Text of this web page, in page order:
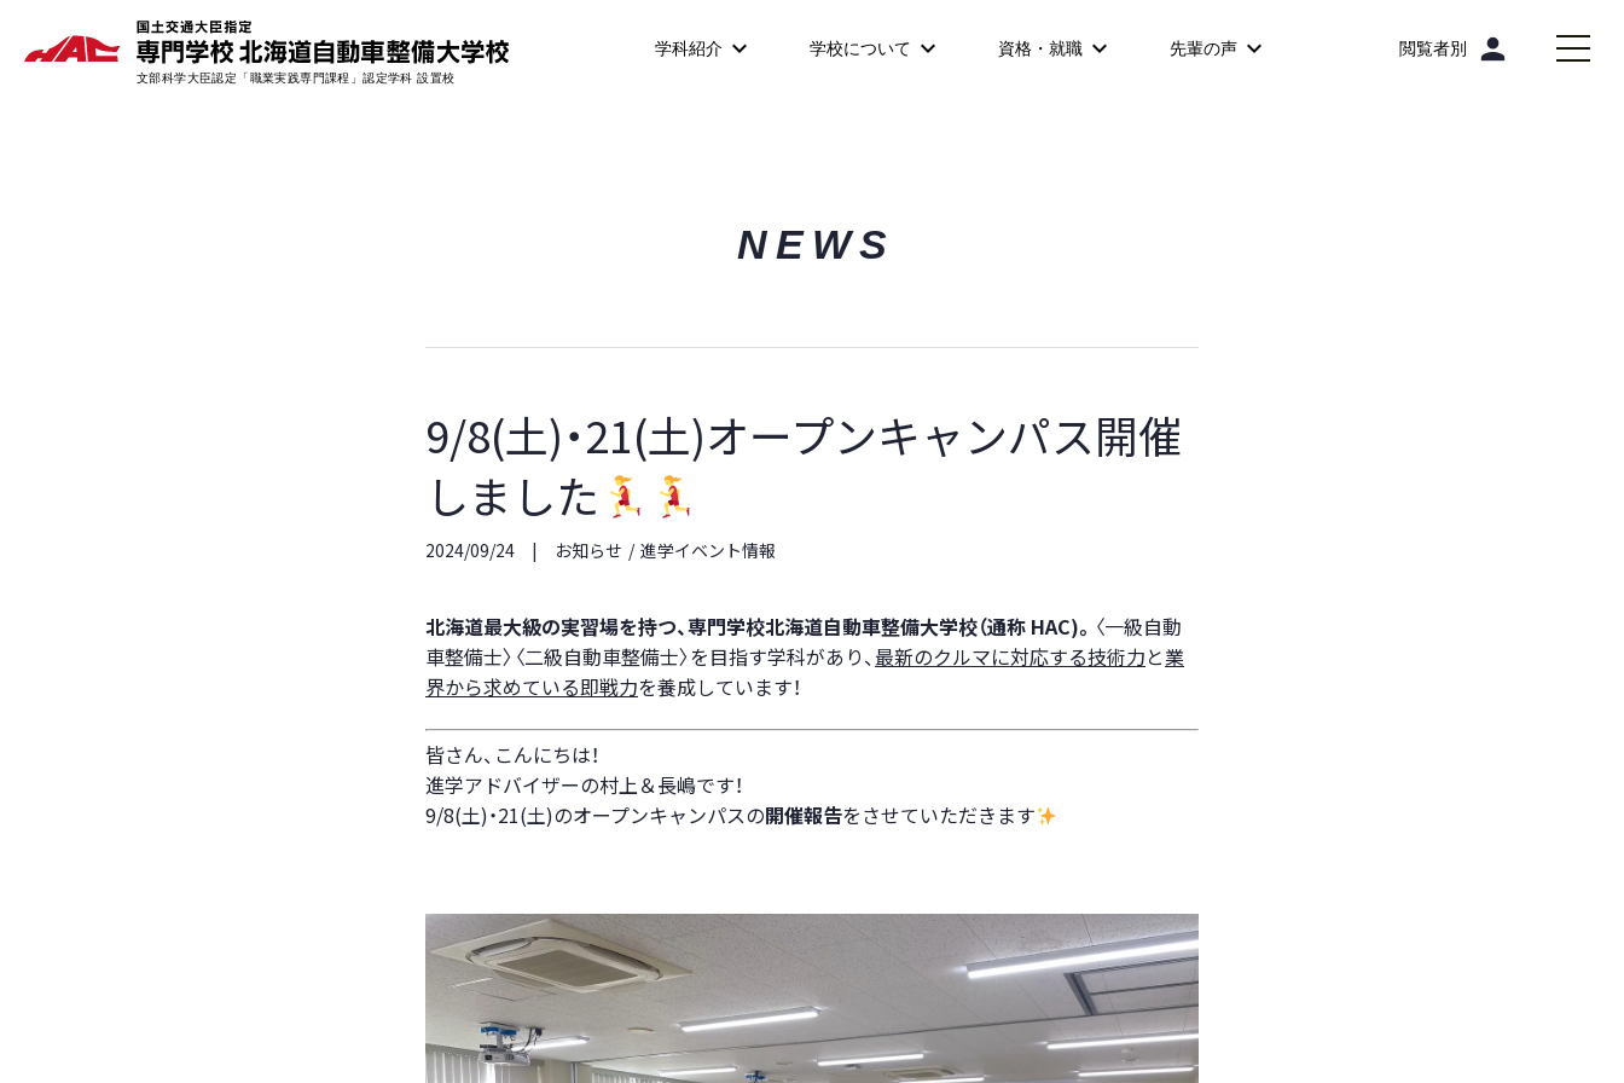
学科紹介 学校について 資格・就職 先輩の声 閲覧者別 person
NEWS
9/8(土)・21(土)オープンキャンパス開催
しました
2024/09/24 お知らせ 進学イベント情報
北海道最大級の実習場を持つ、専門学校北海道自動車整備大学校（通称 HAC)。 〈一級自動
車整備士〉〈二級自動車整備士〉を目指す学科があり、最新のクルマに対応する技術力と業
界から求めている即戦力を養成しています！
皆さん、こんにちは！
進学アドバイザーの村上＆長嶋です！
9/8(土)・21(土)のオープンキャンパスの開催報告をさせていただきます